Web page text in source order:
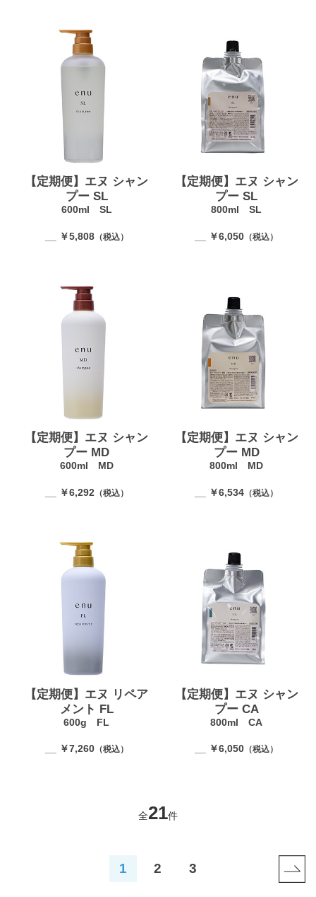
【定期便】エヌ シャン
プー SL
600ml SL
__ ￥5,808（税込）
【定期便】エヌ シャン
プー SL
800ml SL
__ ￥6,050 （税込）
【定期便】エヌ シャン
プー MD
600ml MD
__ ￥6,292（税込）
【定期便】エヌ シャン
プー MD
800ml MD
__ ￥6,534 （税込）
【定期便】エヌ リペア
メント FL
600g FL
__ ￥7,260（税込）
【定期便】エヌ シャン
プー CA
800ml CA
__ ￥6,050 （税込）
全21件
1 2 3